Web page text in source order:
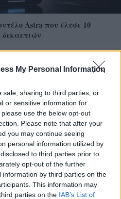
My Personal Information
sale, sharing to third parties, or
or sensitive information for
use the below opt-out
Please note that after your
you may continue seeing
personal information utilized by
to third parties prior to
opt-out of the further
by third parties on the
This information may
parties on the IAB’s List of
Astra που έλυσε 10
στον Αγιο Αιμιλιανό